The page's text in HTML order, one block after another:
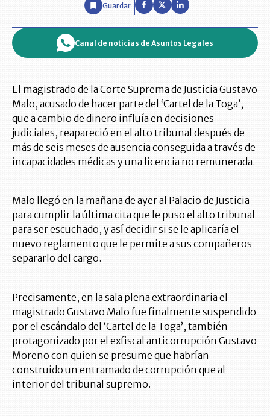
Guardar
Canal de noticias de Asuntos Legales
El magistrado de la Corte Suprema de Justicia Gustavo
Malo, acusado de hacer parte del ‘Cartel de la Toga’,
que a cambio de dinero influía en decisiones
judiciales, reapareció en el alto tribunal después de
más de seis meses de ausencia conseguida a través de
incapacidades médicas y una licencia no remunerada.
Malo llegó en la mañana de ayer al Palacio de Justicia
para cumplir la última cita que le puso el alto tribunal
para ser escuchado, y así decidir si se le aplicaría el
nuevo reglamento que le permite a sus compañeros
separarlo del cargo.
Precisamente, en la sala plena extraordinaria el
magistrado Gustavo Malo fue finalmente suspendido
por el escándalo del ‘Cartel de la Toga’, también
protagonizado por el exfiscal anticorrupción Gustavo
Moreno con quien se presume que habrían
construido un entramado de corrupción que al
interior del tribunal supremo.